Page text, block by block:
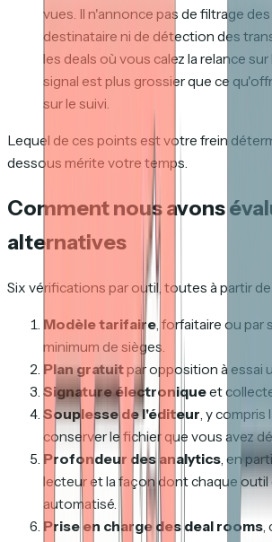
vues. Il n'annonce pas de filtrage
destinataire ni de détection des
les deals où vous calez la relance
signal est plus grossier que ce
sur le suivi.
Lequel de ces points est votre frein
dessous mérite votre temps.
Comment nous avons
alternatives
Six vérifications par outil, toutes à partir
Modèle tarifaire, forfaitaire ou par
minimum de sièges.
Plan gratuit par opposition à essai
Signature électroniqueet
Souplesse de l'éditeur, y compris
conserver le fichier que vous avez
Profondeur des analytics, en
lecteur et la façon dont chaque outil
automatisé.
Prise en charge des deal rooms,